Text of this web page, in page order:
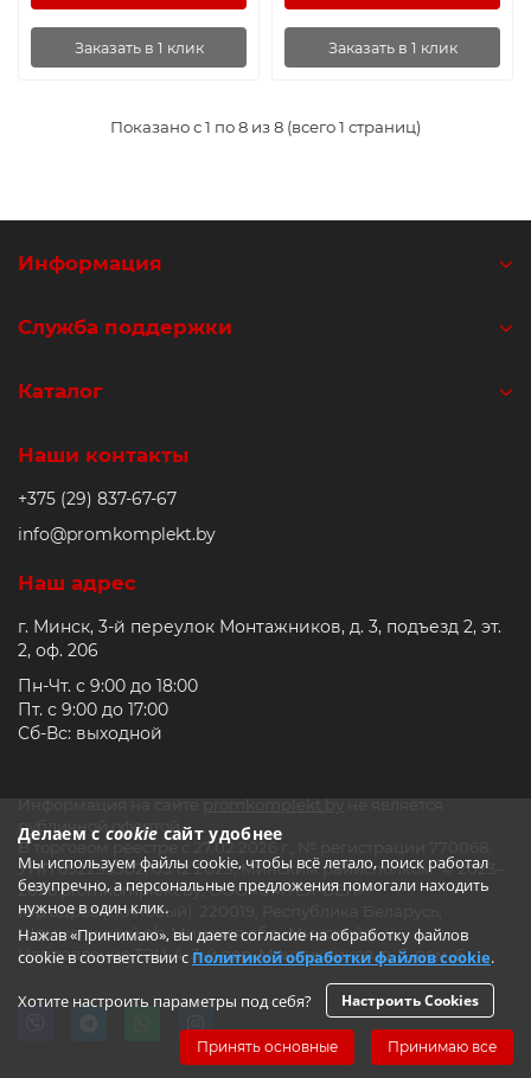
Заказать в 1 клик Заказать в 1 клик
Показано с 1 по 8 из 8 (всего 1 страниц)
Делаем с cookie сайт удобнее
Мы используем файлы cookie, чтобы всё летало, поиск работал
безупречно, а персональные предложения помогали находить
нужное в один клик.
Нажав «Принимаю», вы даете согласие на обработку файлов
cookie в соответствии с Политикой обработки файлов cookie.
Хотите настроить параметры под себя? Настроить Cookies
Принять основные Принимаю все
Информация
Служба поддержки
Каталог
Наши контакты
+375 (29) 837-67-67
info@promkomplekt.by
Наш адрес
г. Минск, 3-й переулок Монтажников, д. 3, подъезд 2, эт.
2, оф. 206
Пн-Чт. с 9:00 до 18:00
Пт. с 9:00 до 17:00
Сб-Вс: выходной
Информация на сайте promkomplekt.by не является
публичной офертой.
В торговом реестре с 27.02.2026 г., № регистрации 770068,
УНП 692235502, 05.12.2023, Минским райисполком. © 2023–
2026 promkomplekt.by, ООО «СМТЕХ-БЕЛ».
Юр.адрес (Почтовый): 220019, Республика Беларусь,
Щомыслицкий с/с, Минская обл., Минский р-н,
Направление ТЭЦ-4, 3-й пер. Монтажников, д. 3, пом. 6